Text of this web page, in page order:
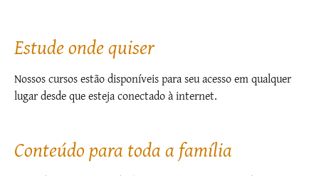
Estude onde quiser
Nossos cursos estão disponíveis para seu acesso em qualquer
lugar desde que esteja conectado à internet.
Conteúdo para toda a família